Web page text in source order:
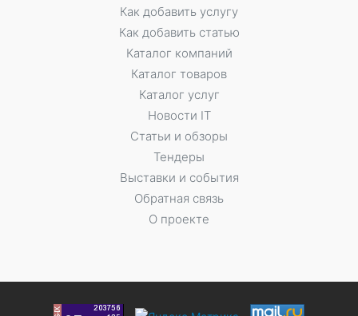
Как добавить услугу
Как добавить статью
Каталог компаний
Каталог товаров
Каталог услуг
Новости IT
Статьи и обзоры
Тендеры
Выставки и события
Обратная связь
О проекте